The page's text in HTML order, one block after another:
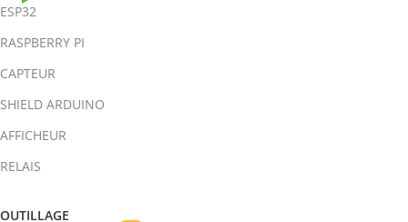
ESP32
RASPBERRY PI
CAPTEUR
SHIELD ARDUINO
AFFICHEUR
RELAIS
OUTILLAGE